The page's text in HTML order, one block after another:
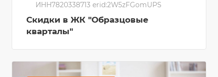
ИНН7820338713 erid:2W5zFGomUPS
Скидки в ЖК "Образцовые
кварталы"